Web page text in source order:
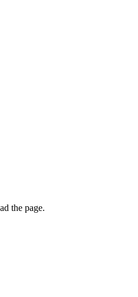
the page.